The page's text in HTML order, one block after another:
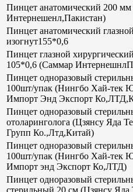
Пинцет анатомический 200
Интернешенл,Пакистан)
Пинцет анатомический глазной
изогнут155*0,6
Пинцет глазной
105*0,6 (Саммар
Пинцет одноразовый
100шт/упак (Нингбо Хай-тек
Импорт Энд Экспорт
Пинцет одноразовый
отоларинголога (Цзянсу Яда
Групп Ко.,Лтд,Китай)
Пинцет одноразовый
100шт/упак (Нингбо Хай-тек
Импорт энд Экспорт Ко,ЛТД)
Пинцет одноразовый
стерильный 20 см (Цзянсу Яда